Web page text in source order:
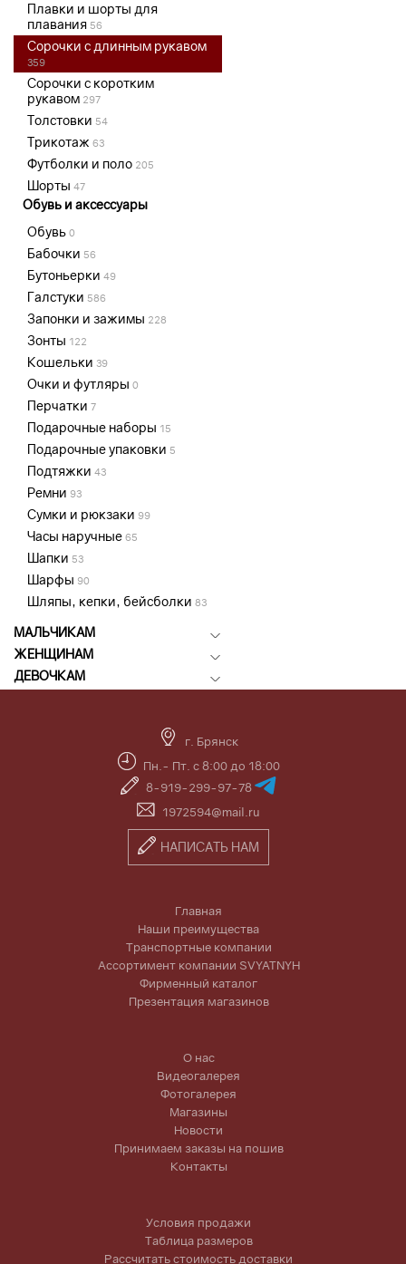
Плавки и шорты для
плавания 56
Сорочки с длинным рукавом
359
Сорочки с коротким
рукавом 297
Толстовки 54
Трикотаж 63
Футболки и поло 205
Шорты 47
Обувь и аксессуары
Обувь 0
Бабочки 56
Бутоньерки 49
Галстуки 586
Запонки и зажимы 228
Зонты 122
Кошельки 39
Очки и футляры 0
Перчатки 7
Подарочные наборы 15
Подарочные упаковки 5
Подтяжки 43
Ремни 93
Сумки и рюкзаки 99
Часы наручные 65
Шапки 53
Шарфы 90
Шляпы, кепки, бейсболки 83
МАЛЬЧИКАМ
ЖЕНЩИНАМ
ДЕВОЧКАМ
г. Брянск
Пн.- Пт. с 8:00 до 18:00
8-919-299-97-78
1972594@mail.ru
НАПИСАТЬ НАМ
Главная
Наши преимущества
Транспортные компании
Ассортимент компании SVYATNYH
Фирменный каталог
Презентация магазинов
О нас
Видеогалерея
Фотогалерея
Магазины
Новости
Принимаем заказы на пошив
Контакты
Условия продажи
Таблица размеров
Рассчитать стоимость доставки